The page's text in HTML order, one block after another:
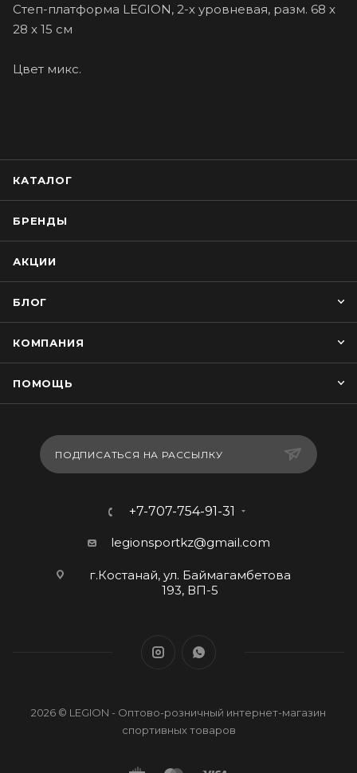
Степ-платформа LEGION, 2-х уровневая, разм. 68 x
28 x 15 см
Цвет микс.
КАТАЛОГ
БРЕНДЫ
АКЦИИ
БЛОГ
КОМПАНИЯ
ПОМОЩЬ
ПОДПИСАТЬСЯ НА РАССЫЛКУ
+7-707-754-91-31
legionsportkz@gmail.com
г.Костанай, ул. Баймагамбетова
193, ВП-5
2026 © LEGION - Оптово-розничный интернет-магазин
спортивных товаров